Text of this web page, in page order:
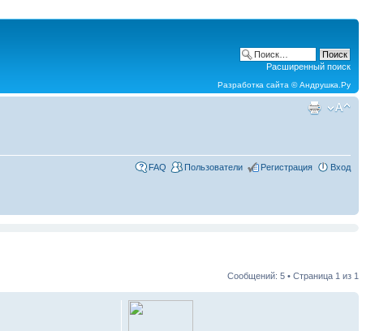
Расширенный поиск
Разработка сайта ©Андрушка.Ру
FAQ Пользователи Регистрация Вход
Сообщений: 5 • Страница 1 из 1